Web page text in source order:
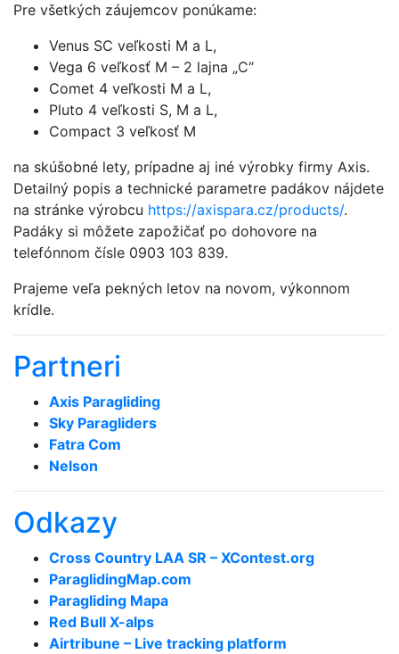
Pre všetkých záujemcov ponúkame:
Venus SC veľkosti M a L,
Vega 6 veľkosť M – 2 lajna „C“
Comet 4 veľkosti M a L,
Pluto 4 veľkosti S, M a L,
Compact 3 veľkosť M
na skúšobné lety, prípadne aj iné výrobky firmy Axis.
Detailný popis a technické parametre padákov nájdete
na stránke výrobcu https://axispara.cz/products/.
Padáky si môžete zapožičať po dohovore na
telefónnom čísle 0903 103 839.
Prajeme veľa pekných letov na novom, výkonnom
krídle.
Partneri
Axis Paragliding
Sky Paragliders
Fatra Com
Nelson
Odkazy
Cross Country LAA SR – XContest.org
ParaglidingMap­.com
Paragliding Mapa
Red Bull X-alps
Airtribune – Live tracking platform